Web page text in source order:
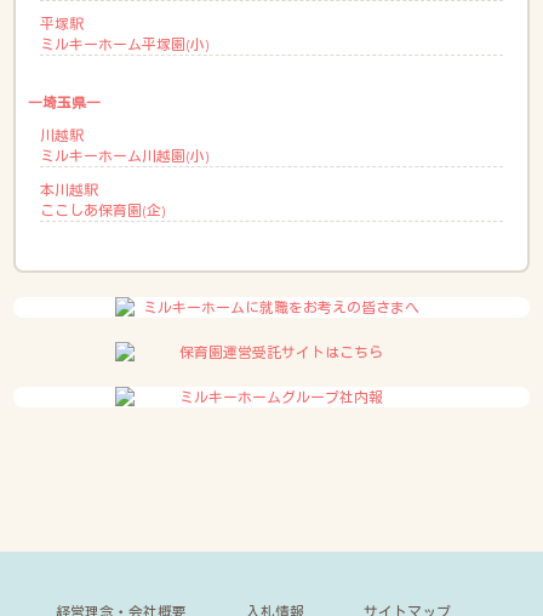
平塚駅
ミルキーホーム平塚園(小)
―埼玉県―
川越駅
ミルキーホーム川越園(小)
本川越駅
ここしあ保育園(企)
経営理念・会社概要 入札情報 サイトマップ